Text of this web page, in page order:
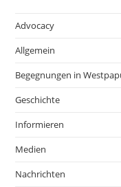
Advocacy
Allgemein
Begegnungen in
Geschichte
Informieren
Medien
Nachrichten